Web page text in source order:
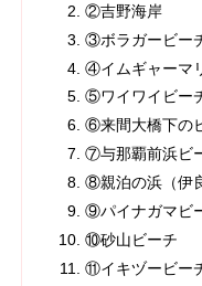
②吉野海岸
③ボラガービー
④イムギャーマ
⑤ワイワイビー
⑥来間大橋下の
⑦与那覇前浜ビ
⑧親泊の浜（伊
⑨パイナガマビ
⑩砂山ビーチ
⑪イキヅービー